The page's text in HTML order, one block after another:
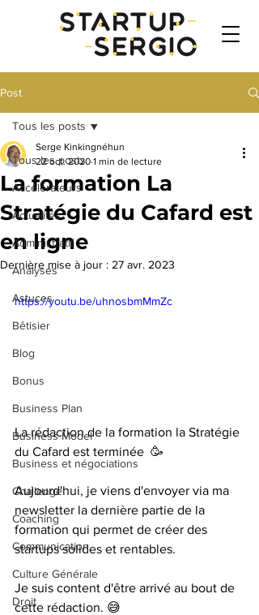
Post
Tous les posts
Accélérateurs
Actualités
Administratif
Analyses
Astuces
Bêtisier
Blog
Bonus
Business Plan
Business Model
Business et négociations
Challenge
Coaching
Communication
Culture Générale
Droit
Tous les posts
La formation La
Stratégie du Cafard est
en ligne
Serge Kinkingnéhun
22 oct. 2020 1 min de lecture
Dernière mise à jour : 27 avr. 2023
https://youtu.be/uhnosbmMmZc
La rédaction de la formation la Stratégie
du Cafard est terminée  🥳
Aujourd'hui, je viens d'envoyer via ma
newsletter la dernière partie de la
formation qui permet de créer des
startups solides et rentables.
Je suis content d'être arrivé au bout de
cette rédaction. 😅